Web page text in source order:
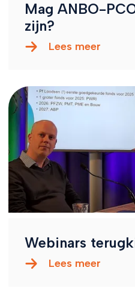
Mag ANBO-
zijn?
Lees meer
Webinars
Lees meer